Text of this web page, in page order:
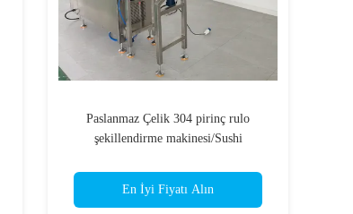
Paslanmaz Çelik 304 pirinç rulo
şekillendirme makinesi/Sushi
En İyi Fiyatı Alın